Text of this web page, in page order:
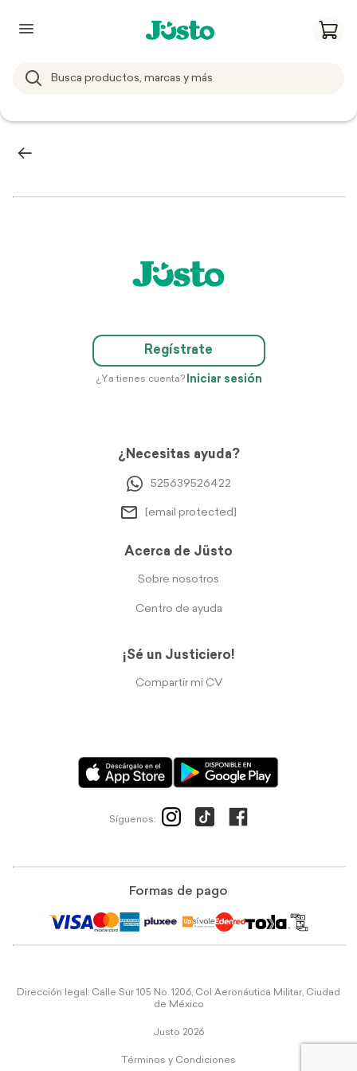
Regístrate
¿Ya tienes cuenta? Iniciar sesión
¿Necesitas ayuda?
525639526422
[email protected]
Acerca de Jüsto
Sobre nosotros
Centro de ayuda
¡Sé un Justiciero!
Compartir mi CV
Síguenos:
Formas de pago
Dirección legal: Calle Sur 105 No. 1206, Col Aeronáutica Militar, Ciudad
de México
Justo 2026
Términos y Condiciones